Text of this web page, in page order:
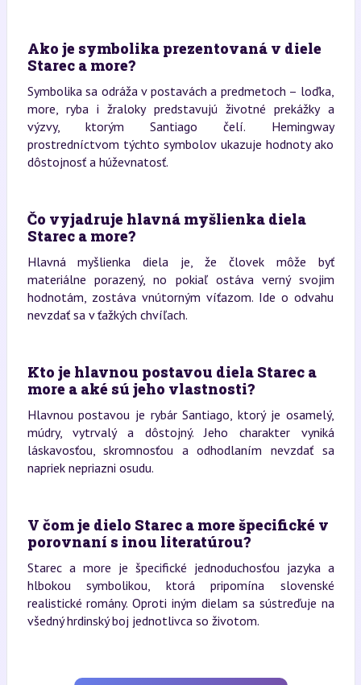
Ako je symbolika prezentovaná v diele
Starec a more?
Symbolika sa odráža v postavách a predmetoch – loďka,
more, ryba i žraloky predstavujú životné prekážky a
výzvy, ktorým Santiago čelí. Hemingway
prostredníctvom týchto symbolov ukazuje hodnoty ako
dôstojnosť a húževnatosť.
Čo vyjadruje hlavná myšlienka diela
Starec a more?
Hlavná myšlienka diela je, že človek môže byť
materiálne porazený, no pokiaľ ostáva verný svojim
hodnotám, zostáva vnútorným víťazom. Ide o odvahu
nevzdať sa v ťažkých chvíľach.
Kto je hlavnou postavou diela Starec a
more a aké sú jeho vlastnosti?
Hlavnou postavou je rybár Santiago, ktorý je osamelý,
múdry, vytrvalý a dôstojný. Jeho charakter vyniká
láskavosťou, skromnosťou a odhodlaním nevzdať sa
napriek nepriazni osudu.
V čom je dielo Starec a more špecifické v
porovnaní s inou literatúrou?
Starec a more je špecifické jednoduchosťou jazyka a
hlbokou symbolikou, ktorá pripomína slovenské
realistické romány. Oproti iným dielam sa sústreďuje na
všedný hrdinský boj jednotlivca so životom.